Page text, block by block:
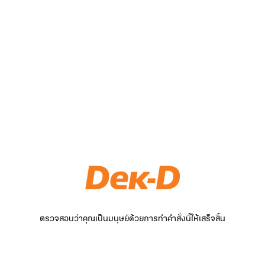
ตรวจสอบว่าคุณเป็นมนุษย์ด้วยการทำคำสั่งนี้ให้เสร็จสิ้น